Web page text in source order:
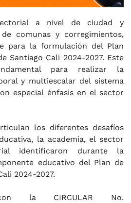
a nivel de ciudad y
comunas y corregimientos,
para la formulación del Plan
Santiago Cali 2024-2027. Este
para realizar la
y multiescalar del sistema
especial énfasis en el sector
los diferentes desafíos
la academia, el sector
identificaron durante la
educativo del Plan de
2024-2027.
la CIRCULAR No.